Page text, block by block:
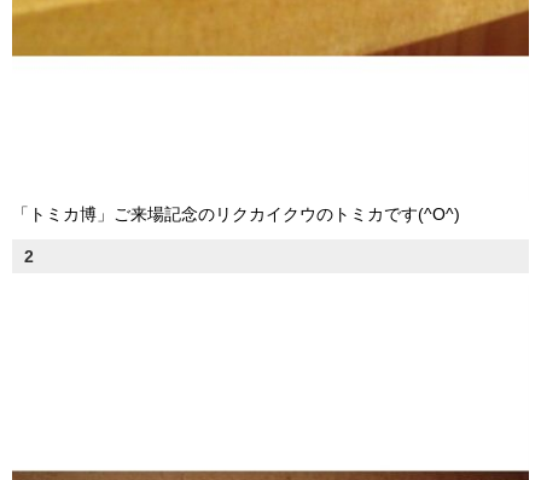
「トミカ博」ご来場記念のリクカイクウのトミカです(^O^)
2